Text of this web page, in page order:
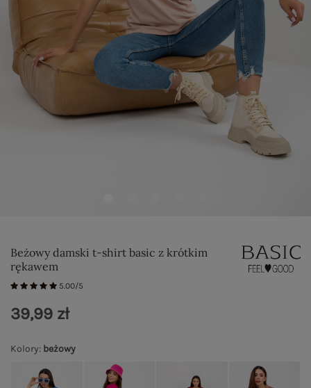
Beżowy damski t-shirt basic z krótkim
rękawem
5.00/5
Kolory: beżowy
39,99 zł